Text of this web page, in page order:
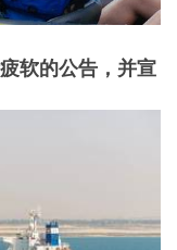
软的公告，并宣